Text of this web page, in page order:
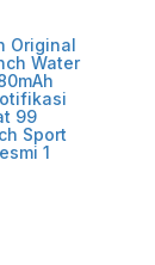
Original
Water
99
Sport
1